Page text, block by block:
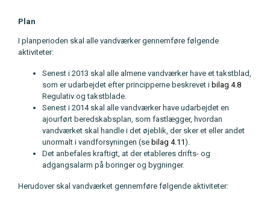
Plan
I planperioden skal alle vandværker gennemføre følgende
aktiviteter:
Senest i 2013 skal alle almene vandværker have et takstblad,
som er udarbejdet efter principperne beskrevet i bilag 4.8
Regulativ og takstblade.
Senest i 2014 skal alle vandværker have udarbejdet en
ajourført beredskabsplan, som fastlægger, hvordan
vandværket skal handle i det øjeblik, der sker et eller andet
unormalt i vandforsyningen (se bilag 4.11).
Det anbefales kraftigt, at der etableres drifts- og
adgangsalarm på boringer og bygninger.
Herudover skal vandværket gennemføre følgende aktiviteter: